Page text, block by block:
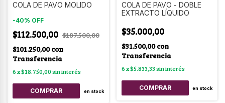
COLA DE PAVO MOLIDO
-40% OFF
$112.500,00 $187.500,00
$101.250,00con
Transferencia
6x$18.750,00sin interés
COMPRAR en stock
COLA DE PAVO - DOBLE
EXTRACTO LÍQUIDO
$35.000,00
$31.500,00con
Transferencia
6x$5.833,33sin interés
en stock